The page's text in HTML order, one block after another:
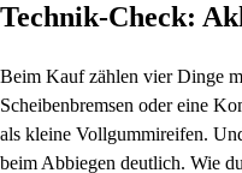
Technik-Check:
Beim Kauf zählen vier Dinge
Scheibenbremsen oder eine
als kleine Vollgummireifen.
beim Abbiegen deutlich. Wie